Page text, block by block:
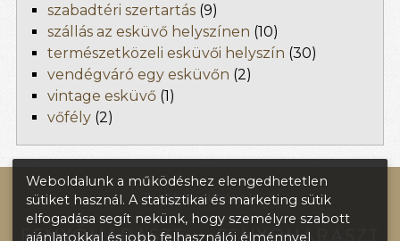
szabadtéri szertartás (9)
szállás az esküvő helyszínen (10)
természetközeli esküvői helyszín (30)
vendégváró egy esküvőn (2)
vintage esküvő (1)
vőfély (2)
További oldalaink:
Weboldalunk a működéshez elengedhetetlen
sütiket használ. A statisztikai és marketing sütik
elfogadása segít nekünk, hogy személyre szabott
ajánlatokkal és jobb felhasználói élménnyel